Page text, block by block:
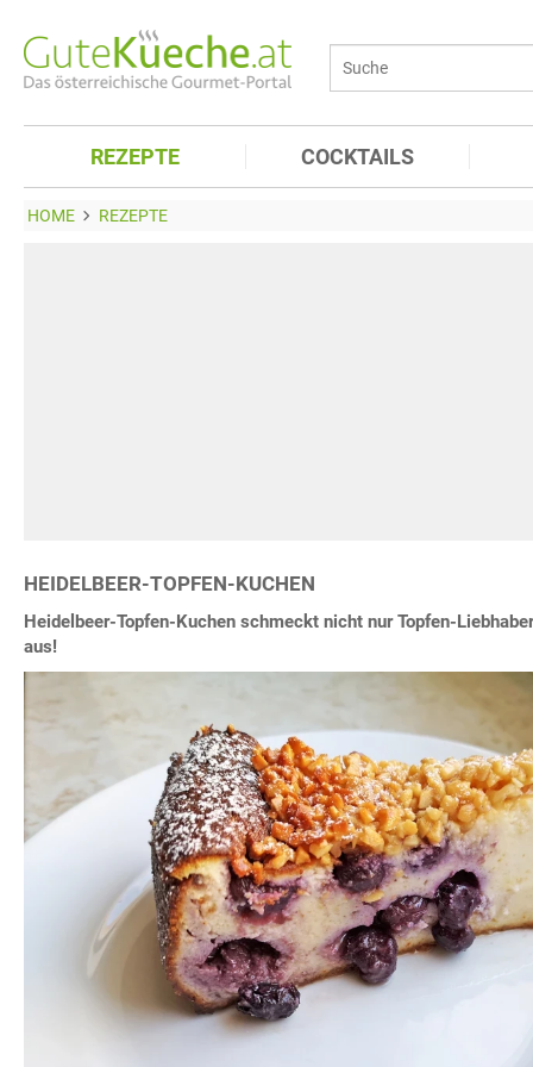
REZEPTE COCKTAILS
HOME REZEPTE
HEIDELBEER-TOPFEN-KUCHEN
Heidelbeer-Topfen-Kuchen schmeckt nicht nur Topfen-
aus!